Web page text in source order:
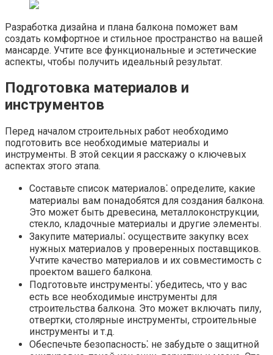
Разработка дизайна и плана балкона поможет вам
создать комфортное и стильное пространство на вашей
мансарде.​ Учтите все функциональные и эстетические
аспекты, чтобы получить идеальный результат.​
Подготовка материалов и
инструментов
Перед началом строительных работ необходимо
подготовить все необходимые материалы и
инструменты.​ В этой секции я расскажу о ключевых
аспектах этого этапа.
Составьте список материалов⁚ определите, какие
материалы вам понадобятся для создания балкона.​
Это может быть древесина, металлоконструкции,
стекло, кладочные материалы и другие элементы.​
Закупите материалы⁚ осуществите закупку всех
нужных материалов у проверенных поставщиков.​
Учтите качество материалов и их совместимость с
проектом вашего балкона.​
Подготовьте инструменты⁚ убедитесь, что у вас
есть все необходимые инструменты для
строительства балкона.​ Это может включать пилу,
отвертки, столярные инструменты, строительные
инструменты и т.​д.​
Обеспечьте безопасность⁚ не забудьте о защитной